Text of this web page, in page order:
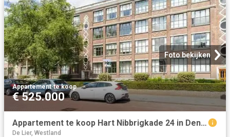
Foto bekijken
Appartement·te koop
€ 525.000
Appartement te koop Hart Nibbrigkade 24 in Den Haag voor € 525.
De Lier, Westland